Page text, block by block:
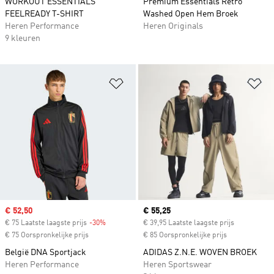
WORKOUT ESSENTIALS
FEELREADY T-SHIRT
Heren Performance
9 kleuren
Premium Essentials Retro
Washed Open Hem Broek
Heren Originals
Op verlanglijst zetten
Sale price
€ 52,50
€ 75 Laatste laagste prijs -30%
€ 75 Oorspronkelijke prijs
België DNA Sportjack
Heren Performance
Current price
€ 55,25
€ 39,95 Laatste laagste prijs
€ 85 Oorspronkelijke prijs
ADIDAS Z.N.E. WOVEN BROEK
Heren Sportswear